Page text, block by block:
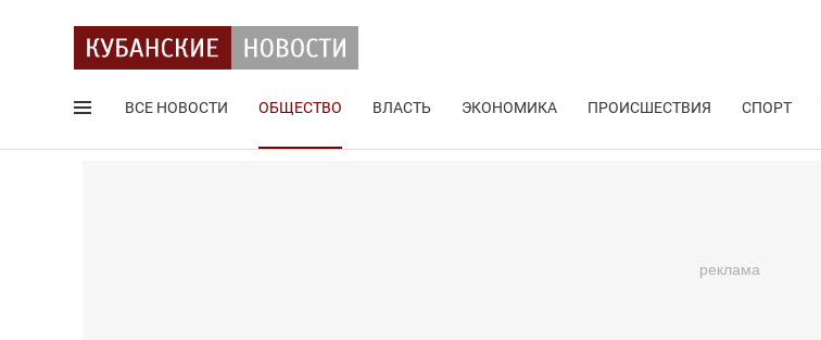
ВСЕ НОВОСТИ ОБЩЕСТВО ВЛАСТЬ ЭКОНОМИКА ПРОИСШЕСТВИЯ СПОРТ